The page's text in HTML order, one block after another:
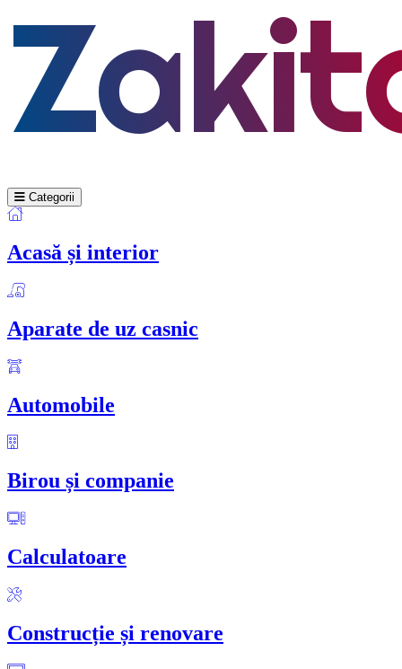
Categorii
Acasă și interior
Aparate de uz casnic
Automobile
Birou și companie
Calculatoare
Construcție și renovare